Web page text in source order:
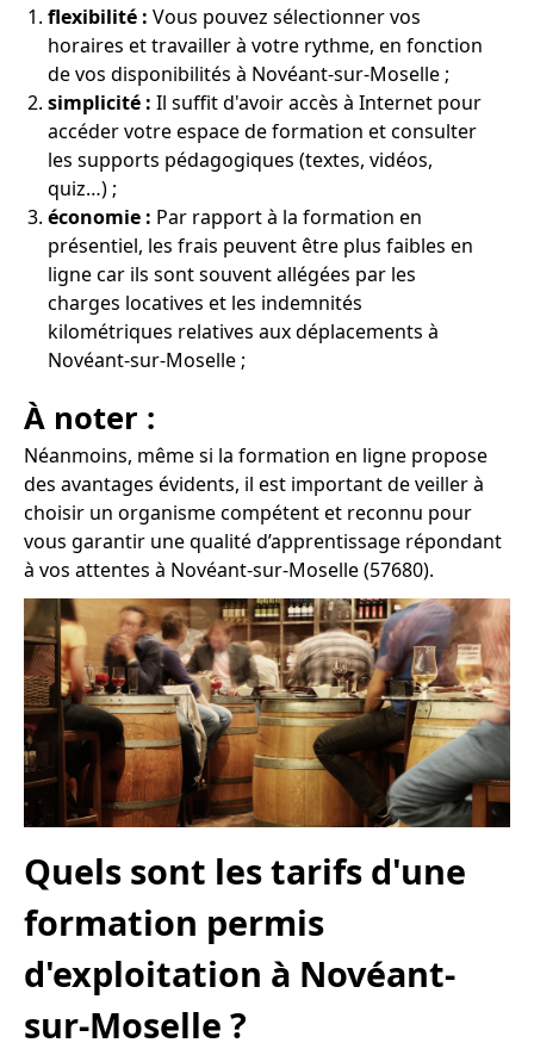
flexibilité : Vous pouvez sélectionner vos
horaires et travailler à votre rythme, en fonction
de vos disponibilités à Novéant-sur-Moselle ;
simplicité : Il suffit d'avoir accès à Internet pour
accéder votre espace de formation et consulter
les supports pédagogiques (textes, vidéos,
quiz…) ;
économie : Par rapport à la formation en
présentiel, les frais peuvent être plus faibles en
ligne car ils sont souvent allégées par les
charges locatives et les indemnités
kilométriques relatives aux déplacements à
Novéant-sur-Moselle ;
À noter :
Néanmoins, même si la formation en ligne propose
des avantages évidents, il est important de veiller à
choisir un organisme compétent et reconnu pour
vous garantir une qualité d’apprentissage répondant
à vos attentes à Novéant-sur-Moselle (57680).
Quels sont les tarifs d'une
formation permis
d'exploitation à Novéant-
sur-Moselle ?